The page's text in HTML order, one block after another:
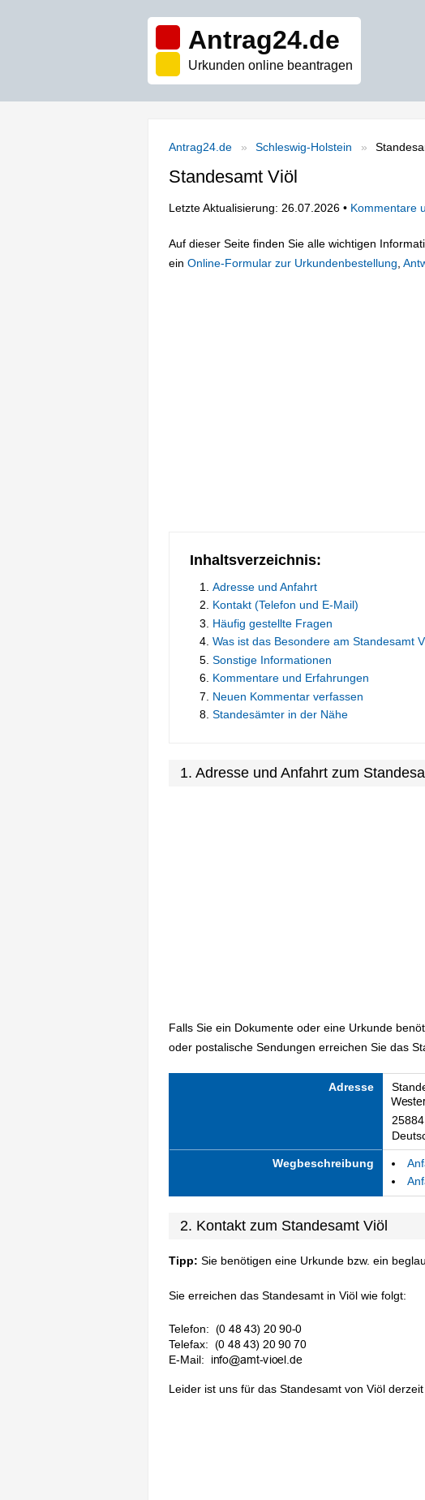
Antrag24.de
Urkunden online beantragen
Antrag24.de Schleswig-Holstein
Standesamt Viöl
Letzte Aktualisierung: 26.07.2026 • Kommentare
Auf dieser Seite finden Sie alle wichtigen
ein Online-Formular zur Urkundenbestellung
Inhaltsverzeichnis:
Adresse und Anfahrt
Kontakt (Telefon und E-Mail)
Häufig gestellte Fragen
Was ist das Besondere am Standesamt
Sonstige Informationen
Kommentare und Erfahrungen
Neuen Kommentar verfassen
Standesämter in der Nähe
1. Adresse und Anfahrt zum
Falls Sie ein Dokumente oder eine Urkunde
oder postalische Sendungen erreichen Sie das
Adresse
Wegbeschreibung
2. Kontakt zum Standesamt Viöl
Tipp: Sie benötigen eine Urkunde bzw. ein
Sie erreichen das Standesamt in Viöl wie folgt:
Telefon:
Telefax:
E-Mail:
Leider ist uns für das Standesamt von Viöl